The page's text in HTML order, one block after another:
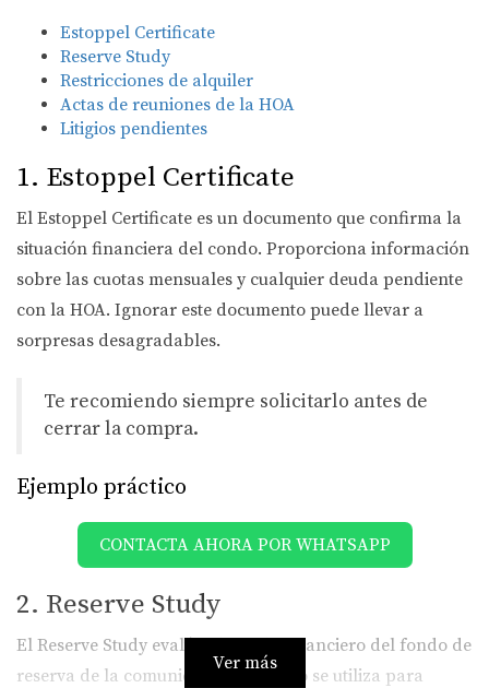
Estoppel Certificate
Reserve Study
Restricciones de alquiler
Actas de reuniones de la HOA
Litigios pendientes
1. Estoppel Certificate
El Estoppel Certificate es un documento que confirma la
situación financiera del condo. Proporciona información
sobre las cuotas mensuales y cualquier deuda pendiente
con la HOA. Ignorar este documento puede llevar a
sorpresas desagradables.
Te recomiendo siempre solicitarlo antes de
cerrar la compra.
Ejemplo práctico
CONTACTA AHORA POR WHATSAPP
2. Reserve Study
El Reserve Study evalúa el estado financiero del fondo de
reserva de la comunidad. Este fondo se utiliza para
Ver más